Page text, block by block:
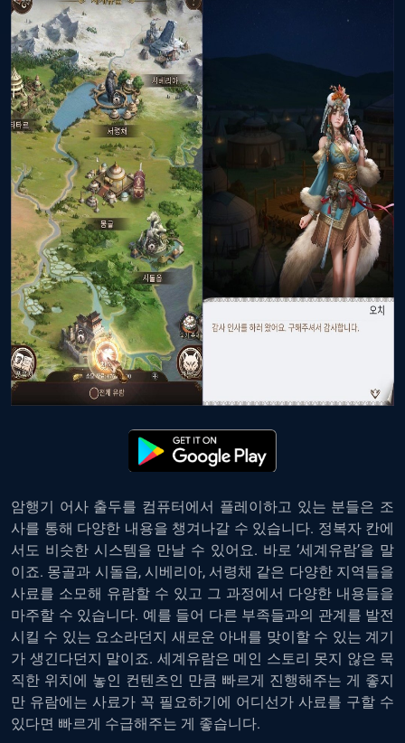
암행기 어사 출두를 컴퓨터에서 플레이하고 있는 분들은 조
사를 통해 다양한 내용을 챙겨나갈 수 있습니다. 정복자 칸에
서도 비슷한 시스템을 만날 수 있어요. 바로 ‘세계유람’을 말
이죠. 몽골과 시돌읍, 시베리아, 서령채 같은 다양한 지역들을
사료를 소모해 유람할 수 있고 그 과정에서 다양한 내용들을
마주할 수 있습니다. 예를 들어 다른 부족들과의 관계를 발전
시킬 수 있는 요소라던지 새로운 아내를 맞이할 수 있는 계기
가 생긴다던지 말이죠. 세계유람은 메인 스토리 못지 않은 묵
직한 위치에 놓인 컨텐츠인 만큼 빠르게 진행해주는 게 좋지
만 유람에는 사료가 꼭 필요하기에 어디선가 사료를 구할 수
있다면 빠르게 수급해주는 게 좋습니다.